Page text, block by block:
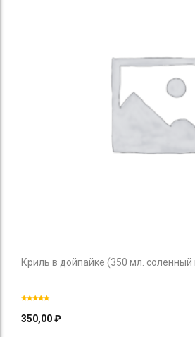
Криль в дойпайке (350 мл. соленный
350,00₽